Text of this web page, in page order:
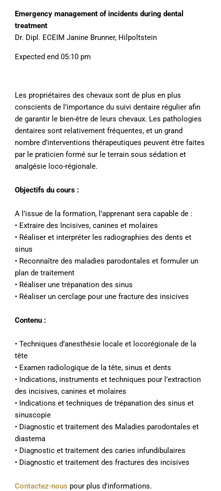
Emergency management of incidents during dental
treatment
Dr. Dipl. ECEIM Janine Brunner, Hilpoltstein
Expected end 05:10 pm
Les propriétaires des chevaux sont de plus en plus
conscients de l’importance du suivi dentaire régulier afin
de garantir le bien-être de leurs chevaux. Les pathologies
dentaires sont relativement fréquentes, et un grand
nombre d’interventions thérapeutiques peuvent être faites
par le praticien formé sur le terrain sous sédation et
analgésie loco-régionale.
Objectifs du cours :
A l’issue de la formation, l’apprenant sera capable de :
• Extraire des Incisives, canines et molaires
• Réaliser et interpréter les radiographies des dents et
sinus
• Reconnaître des maladies parodontales et formuler un
plan de traitement
• Réaliser une trépanation des sinus
• Réaliser un cerclage pour une fracture des insicives
Contenu :
• Techniques d’anesthésie locale et locorégionale de la
tête
• Examen radiologique de la tête, sinus et dents
• Indications, instruments et techniques pour l’extraction
des incisives, canines et molaires
• Indications et techniques de trépanation des sinus et
sinuscopie
• Diagnostic et traitement des Maladies parodontales et
diastema
• Diagnostic et traitement des caries infundibulaires
• Diagnostic et traitement des fractures des incisives
Contactez-nous pour plus d'informations.